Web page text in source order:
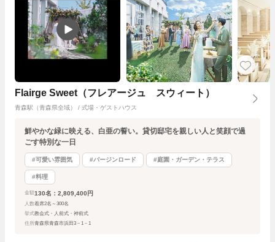
Flairge Sweet（フレアージュ スウィート）
青森駅（青森県全域） / 式場・ゲストハウス
鮮やかな緑に映える、白亜の誓い。貸切邸宅を親しい人と笑顔で過
ごす特別な一日
#可愛い雰囲気 #バージンロード #庭園・ガーデン・テラス
#料理
金額 130名：2,809,400円
人数着席2名～300名
挙式教会式・人前式・神前式
住所青森県青森市浜田3－1－1